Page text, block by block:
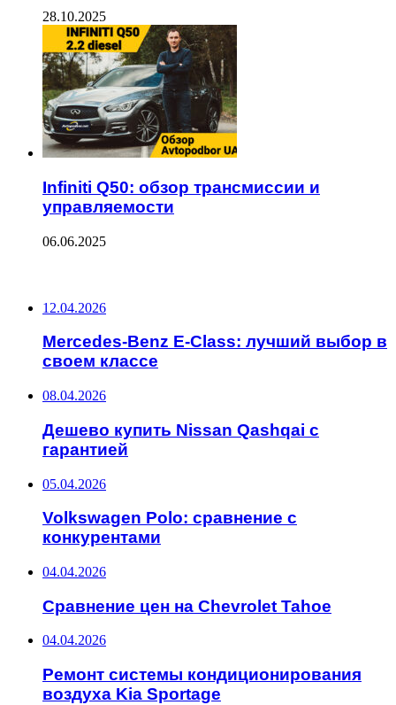
28.10.2025
Infiniti Q50: обзор трансмиссии и
управляемости
06.06.2025
12.04.2026
Mercedes-Benz E-Class: лучший выбор в
своем классе
08.04.2026
Дешево купить Nissan Qashqai с
гарантией
05.04.2026
Volkswagen Polo: сравнение с
конкурентами
04.04.2026
Сравнение цен на Chevrolet Tahoe
04.04.2026
Ремонт системы кондиционирования
воздуха Kia Sportage